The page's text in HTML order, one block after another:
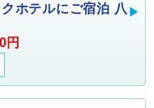
ホテルにご宿泊 八
円